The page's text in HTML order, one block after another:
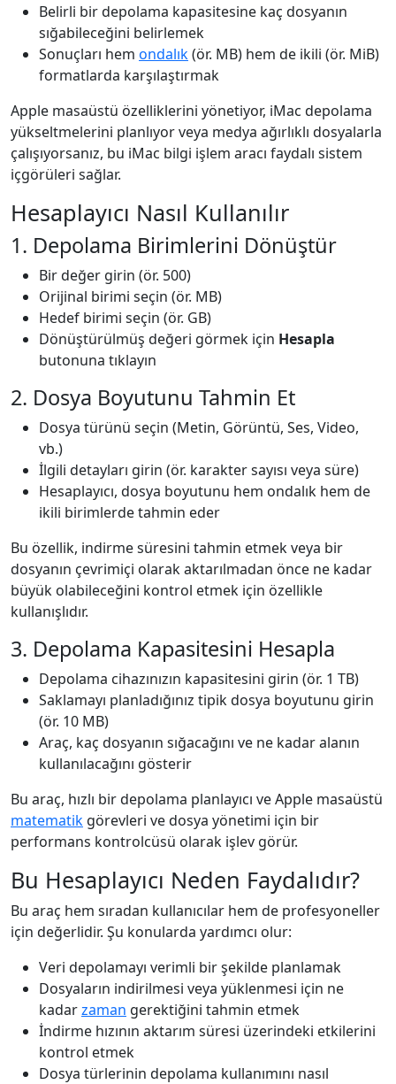
Belirli bir depolama kapasitesine kaç dosyanın
sığabileceğini belirlemek
Sonuçları hem ondalık(ör. MB) hem de ikili (ör. MiB)
formatlarda karşılaştırmak
Apple masaüstü özelliklerini yönetiyor, iMac depolama
yükseltmelerini planlıyor veya medya ağırlıklı dosyalarla
çalışıyorsanız, bu iMac bilgi işlem aracı faydalı sistem
içgörüleri sağlar.
Hesaplayıcı Nasıl Kullanılır
1. Depolama Birimlerini Dönüştür
Bir değer girin (ör. 500)
Orijinal birimi seçin (ör. MB)
Hedef birimi seçin (ör. GB)
Dönüştürülmüş değeri görmek için Hesapla
butonuna tıklayın
2. Dosya Boyutunu Tahmin Et
Dosya türünü seçin (Metin, Görüntü, Ses, Video,
vb.)
İlgili detayları girin (ör. karakter sayısı veya süre)
Hesaplayıcı, dosya boyutunu hem ondalık hem de
ikili birimlerde tahmin eder
Bu özellik, indirme süresini tahmin etmek veya bir
dosyanın çevrimiçi olarak aktarılmadan önce ne kadar
büyük olabileceğini kontrol etmek için özellikle
kullanışlıdır.
3. Depolama Kapasitesini Hesapla
Depolama cihazınızın kapasitesini girin (ör. 1 TB)
Saklamayı planladığınız tipik dosya boyutunu girin
(ör. 10 MB)
Araç, kaç dosyanın sığacağını ve ne kadar alanın
kullanılacağını gösterir
Bu araç, hızlı bir depolama planlayıcı ve Apple masaüstü
matematik görevleri ve dosya yönetimi için bir
performans kontrolcüsü olarak işlev görür.
Bu Hesaplayıcı Neden Faydalıdır?
Bu araç hem sıradan kullanıcılar hem de profesyoneller
için değerlidir. Şu konularda yardımcı olur:
Veri depolamayı verimli bir şekilde planlamak
Dosyaların indirilmesi veya yüklenmesi için ne
kadarzaman gerektiğini tahmin etmek
İndirme hızının aktarım süresi üzerindeki etkilerini
kontrol etmek
Dosya türlerinin depolama kullanımını nasıl